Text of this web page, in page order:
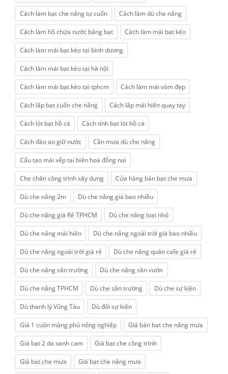
Cách làm bạt che nắng tự cuốn Cách làm dù che nắng
Cách làm hồ chứa nước bằng bạt Cách làm mái bạt kéo
Cách làm mái bạt kéo tại bình dương
Cách làm mái bạt kéo tại hà nội
Cách làm mái bạt kéo tại tphcm Cách làm mái vòm đẹp
Cách lắp bạt cuốn che nắng Cách lắp mái hiên quay tay
Cách lót bạt hồ cá Cách tính bạt lót hồ cá
Cách đào ao giữ nước Cần mưa dù che nắng
Cấu tạo mái xếp tại biên hoà đồng nai
Che chắn công trình xây dựng Cửa hàng bán bạt che mưa
Dù che nắng 2m Dù che nắng giá bao nhiều
Dù che nắng giá Rẻ TPHCM Dù che nắng loại nhỏ
Dù che nắng mái hiên Dù che nắng ngoài trời giá bao nhiều
Dù che nắng ngoài trời giá rẻ Dù che nắng quán cafe giá rẻ
Dù che nắng sân trường Dù che nắng sân vườn
Dù che nắng TPHCM Dù che sân trường Dù che sự kiện
Dù thanh lý Vũng Tàu Dù đôi sự kiện
Giá 1 cuộn màng phủ nông nghiệp Giá bán bạt che nắng mưa
Giá bạt 2 da xanh cam Giá bạt che công trình
Giá bạt che mưa Giá bạt che nắng mưa